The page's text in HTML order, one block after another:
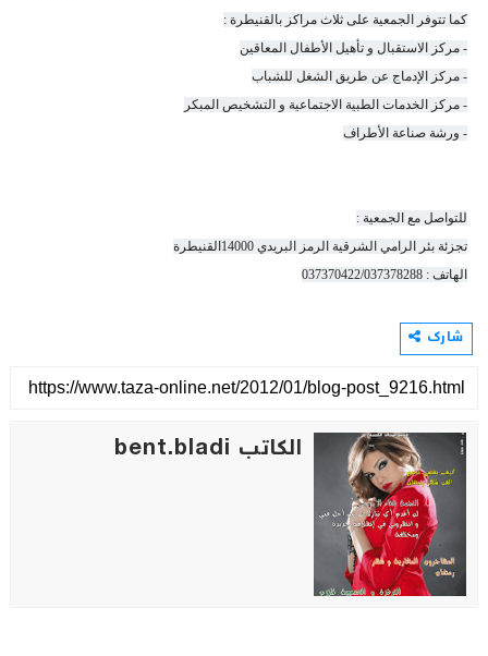
كما تتوفر الجمعية على ثلاث مراكز بالقنيطرة :
- مركز الاستقبال و تأهيل الأطفال المعاقين
- مركز الإدماج عن طريق الشغل للشباب
- مركز الخدمات الطبية الاجتماعية و التشخيص المبكر
- ورشة صناعة الأطراف
للتواصل مع الجمعية :
تجزئة بئر الرامي الشرقية الرمز البريدي 14000القنيطرة
الهاتف : 037370422/037378288
شارك
الكاتب bent.bladi